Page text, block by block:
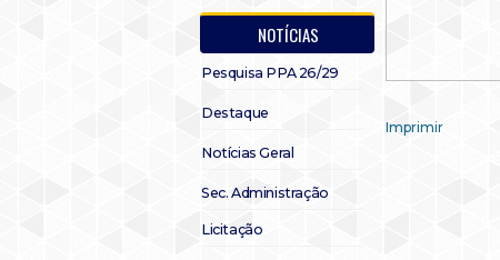
NOTÍCIAS
Pesquisa PPA 26/29
Destaque
Notícias Geral
Sec. Administração
Licitação
Imprimir